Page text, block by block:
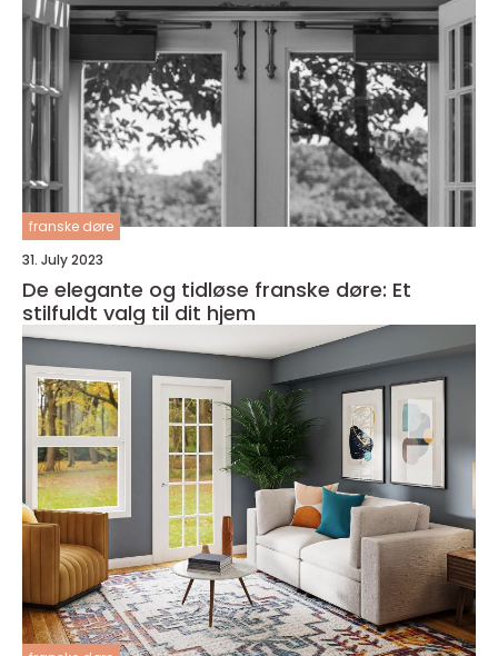
franske døre
31. July 2023
De elegante og tidløse franske døre: Et
stilfuldt valg til dit hjem